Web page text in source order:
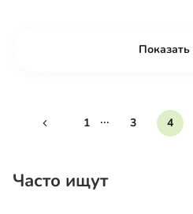
1 ... 3 4
Часто ищут